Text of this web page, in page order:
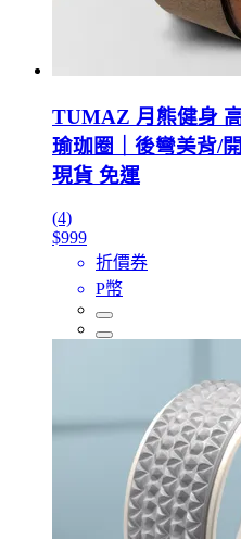
TUMAZ 月熊健身
瑜珈圈｜後彎美背/
現貨 免運
(4)
$999
折價券
P幣